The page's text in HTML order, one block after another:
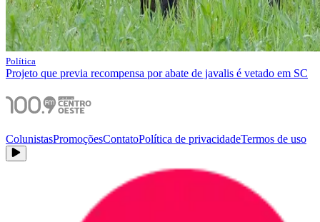
Política
Projeto que previa recompensa por abate de javalis é vetado em SC
ColunistasPromoçõesContatoPolítica de privacidadeTermos de uso